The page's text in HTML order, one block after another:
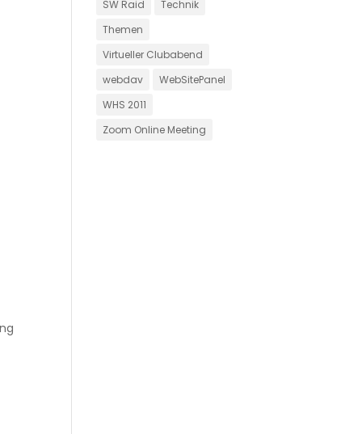
SW Raid
Technik
Themen
Virtueller Clubabend
webdav
WebSitePanel
WHS 2011
Zoom Online Meeting